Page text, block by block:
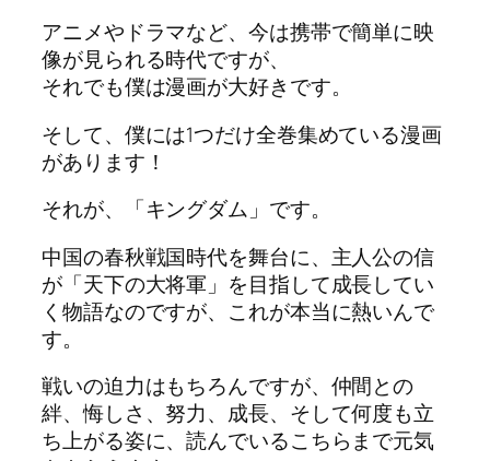
アニメやドラマなど、今は携帯で簡単に映
像が見られる時代ですが、
それでも僕は漫画が大好きです。
そして、僕には1つだけ全巻集めている漫画
があります！
それが、「キングダム」です。
中国の春秋戦国時代を舞台に、主人公の信
が「天下の大将軍」を目指して成長してい
く物語なのですが、これが本当に熱いんで
す。
戦いの迫力はもちろんですが、仲間との
絆、悔しさ、努力、成長、そして何度も立
ち上がる姿に、読んでいるこちらまで元気